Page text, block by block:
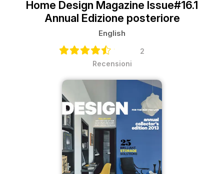
Home Design Magazine Issue#16.1
Annual Edizione posteriore
English
2
Recensioni